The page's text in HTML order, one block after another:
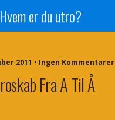
Hvem er du utro?
2011 • Ingen Kommentarer
Fra A Til Å